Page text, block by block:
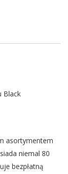
Black
asortymentem
niemal 80
bezpłatną